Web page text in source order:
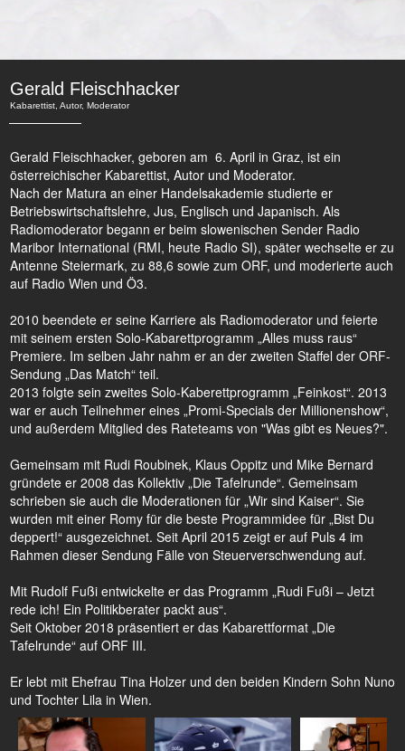
Gerald Fleischhacker
Kabarettist, Autor, Moderator
Gerald Fleischhacker, geboren am 6. April in Graz, ist ein
österreichischer Kabarettist, Autor und Moderator.
Nach der Matura an einer Handelsakademie studierte er
Betriebswirtschaftslehre, Jus, Englisch und Japanisch. Als
Radiomoderator begann er beim slowenischen Sender Radio
Maribor International (RMI, heute Radio SI), später wechselte er zu
Antenne Steiermark, zu 88,6 sowie zum ORF, und moderierte auch
auf Radio Wien und Ö3.
2010 beendete er seine Karriere als Radiomoderator und feierte
mit seinem ersten Solo-Kabarettprogramm „Alles muss raus“
Premiere. Im selben Jahr nahm er an der zweiten Staffel der ORF-
Sendung „Das Match“ teil.
2013 folgte sein zweites Solo-Kaberettprogramm „Feinkost“. 2013
war er auch Teilnehmer eines „Promi-Specials der Millionenshow“,
und außerdem Mitglied des Rateteams von "Was gibt es Neues?".
Gemeinsam mit Rudi Roubinek, Klaus Oppitz und Mike Bernard
gründete er 2008 das Kollektiv „Die Tafelrunde“. Gemeinsam
schrieben sie auch die Moderationen für „Wir sind Kaiser“. Sie
wurden mit einer Romy für die beste Programmidee für „Bist Du
deppert!“ ausgezeichnet. Seit April 2015 zeigt er auf Puls 4 im
Rahmen dieser Sendung Fälle von Steuerverschwendung auf.
Mit Rudolf Fußi entwickelte er das Programm „Rudi Fußi – Jetzt
rede ich! Ein Politikberater packt aus“.
Seit Oktober 2018 präsentiert er das Kabarettformat „Die
Tafelrunde“ auf ORF III.
Er lebt mit Ehefrau Tina Holzer und den beiden Kindern Sohn Nuno
und Tochter Lila in Wien.